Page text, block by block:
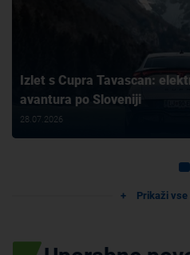
Izlet s Cupra Tavascan:
avantura po Sloveniji
28.07.2026
Prikaži vse